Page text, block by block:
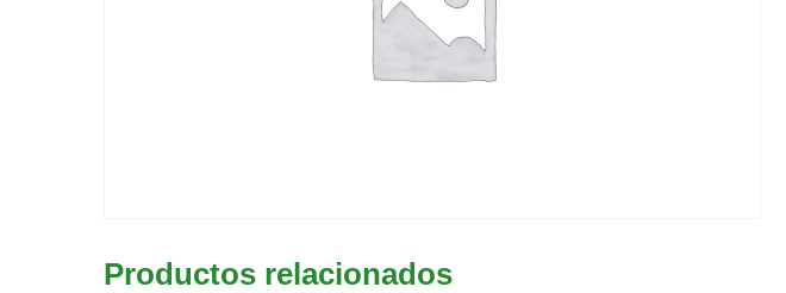
Productos relacionados